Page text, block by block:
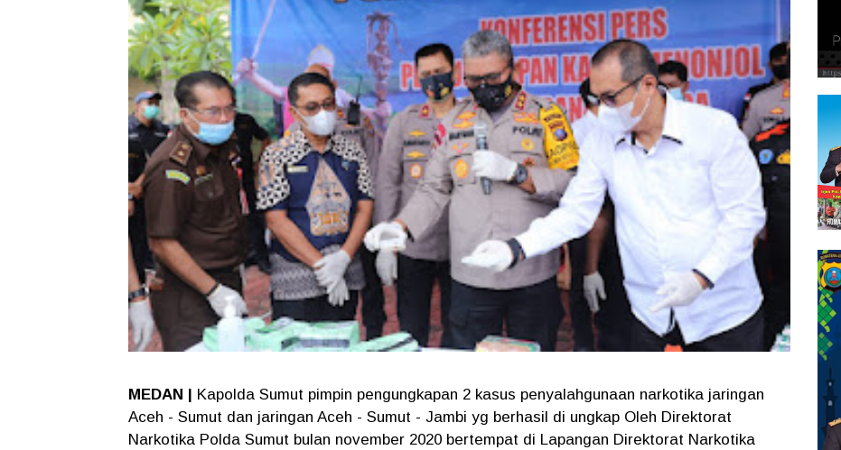
MEDAN |
Kapolda Sumut pimpin pengungkapan 2 kasus penyalahgunaan narkotika jaringan
Aceh - Sumut dan jaringan Aceh - Sumut - Jambi yg berhasil di ungkap Oleh Direktorat
Narkotika Polda Sumut bulan november 2020 bertempat di Lapangan Direktorat Narkotika